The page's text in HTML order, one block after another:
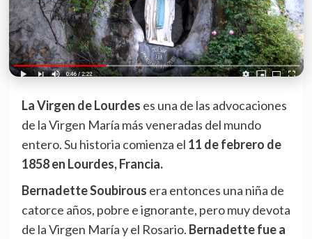
La Virgen de Lourdes es una de las advocaciones
de la Virgen María más veneradas del mundo
entero. Su historia comienza el 11 de febrero de
1858 en Lourdes, Francia.
Bernadette Soubirous era entonces una niña de
catorce años, pobre e ignorante, pero muy devota
de la Virgen María y el Rosario. Bernadette fue a